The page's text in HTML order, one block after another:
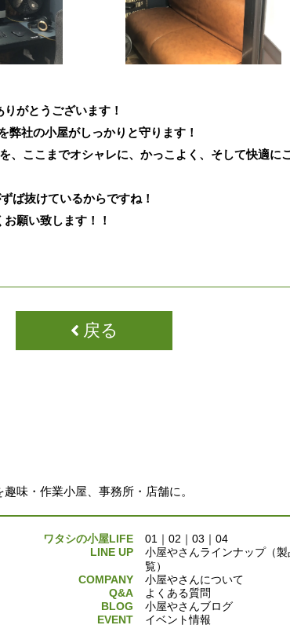
がとうございます！
弊社の小屋がしっかりと守ります！
、ここまでオシャレに、かっこよく、そして快適に
ば抜けているからですね！
願い致します！！
戻る
味・作業小屋、事務所・店舗に。
ワタシの小屋LIFE 01 ｜ 02 ｜ 03 ｜ 04
LINE UP
小屋やさんラインナップ（
覧）
COMPANY
小屋やさんについて
Q&A
よくある質問
BLOG
小屋やさんブログ
EVENT
イベント情報